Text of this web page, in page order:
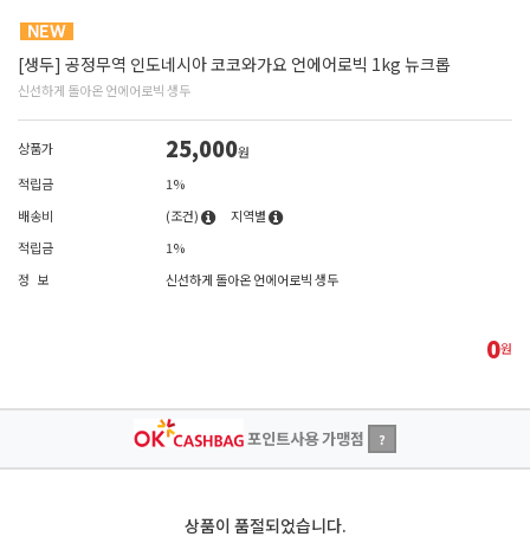
[생두] 공정무역 인도네시아 코코와가요 언에어로빅 1kg 뉴크롭
신선하게 돌아온 언에어로빅 생두
상품가 25,000원
적립금
1%
배송비
(조건)
지역별
적립금
1%
정 보
신선하게 돌아온 언에어로빅 생두
0원
포인트사용 가맹점 ?
상품이 품절되었습니다.